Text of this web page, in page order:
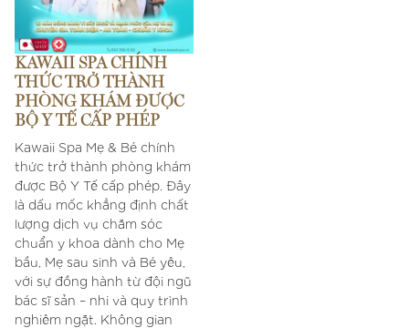
KAWAII SPA CHÍNH
THỨC TRỞ THÀNH
PHÒNG KHÁM ĐƯỢC
BỘ Y TẾ CẤP PHÉP
Kawaii Spa Mẹ & Bé chính
thức trở thành phòng khám
được Bộ Y Tế cấp phép. Đây
là dấu mốc khẳng định chất
lượng dịch vụ chăm sóc
chuẩn y khoa dành cho Mẹ
bầu, Mẹ sau sinh và Bé yêu,
với sự đồng hành từ đội ngũ
bác sĩ sản – nhi và quy trình
nghiêm ngặt. Không gian